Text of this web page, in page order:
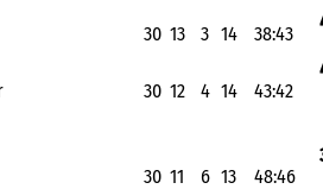
30 13 3 14 38:43
30 12 4 14 43:42
30 11 6 13 48:46